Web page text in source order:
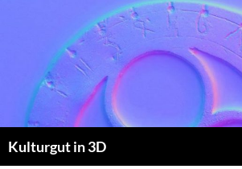
Kulturgut in 3D